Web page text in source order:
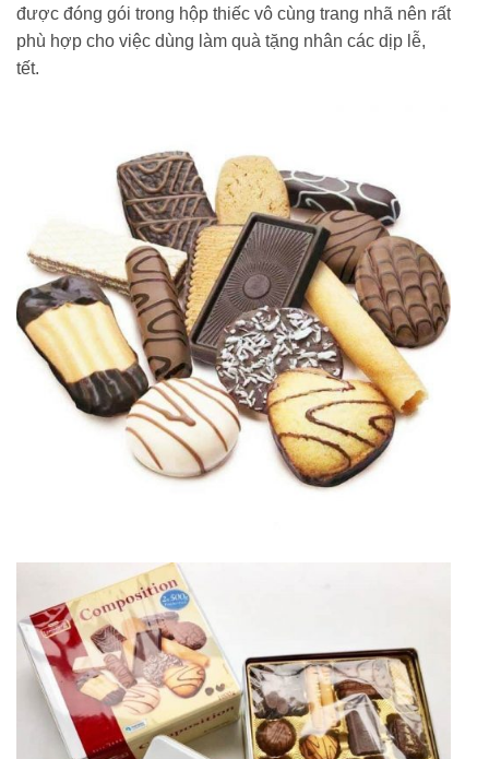
được đóng gói trong hộp thiếc vô cùng trang nhã nên rất
phù hợp cho việc dùng làm quà tặng nhân các dịp lễ,
tết.